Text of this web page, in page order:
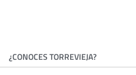
¿CONOCES TORREVIEJA?